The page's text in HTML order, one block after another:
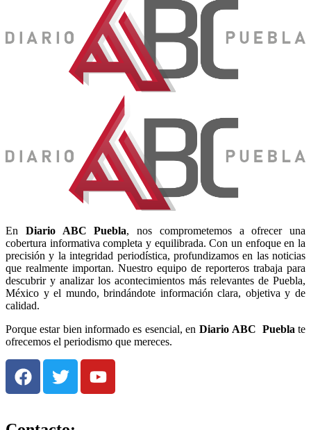
En Diario ABC Puebla, nos comprometemos a ofrecer una
cobertura informativa completa y equilibrada. Con un enfoque en la
precisión y la integridad periodística, profundizamos en las noticias
que realmente importan. Nuestro equipo de reporteros trabaja para
descubrir y analizar los acontecimientos más relevantes de Puebla,
México y el mundo, brindándote información clara, objetiva y de
calidad.
Porque estar bien informado es esencial, en Diario ABC Pueblate
ofrecemos el periodismo que mereces.